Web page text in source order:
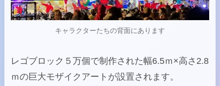
キャラクターたちの背面にあります
レゴブロック５万個で制作された幅6.5ｍ×高さ2.8
ｍの巨大モザイクアートが設置されます。